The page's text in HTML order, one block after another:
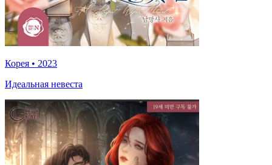
Корея • 2023
Идеальная невеста